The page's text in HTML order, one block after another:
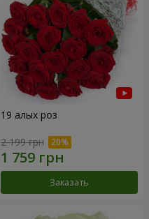
19 алых роз
2 199 грн
Заказать